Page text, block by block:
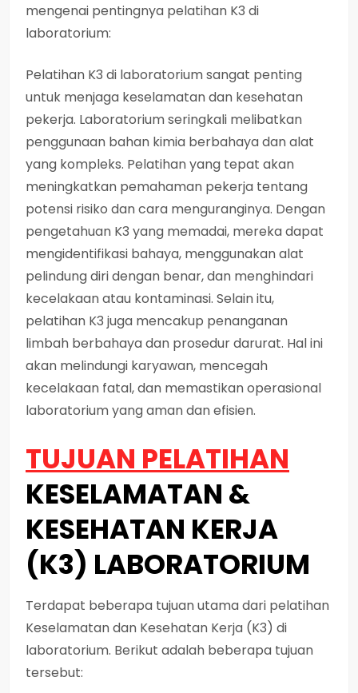
mengenai pentingnya pelatihan K3 di
laboratorium:
Pelatihan K3 di laboratorium sangat penting
untuk menjaga keselamatan dan kesehatan
pekerja. Laboratorium seringkali melibatkan
penggunaan bahan kimia berbahaya dan alat
yang kompleks. Pelatihan yang tepat akan
meningkatkan pemahaman pekerja tentang
potensi risiko dan cara menguranginya. Dengan
pengetahuan K3 yang memadai, mereka dapat
mengidentifikasi bahaya, menggunakan alat
pelindung diri dengan benar, dan menghindari
kecelakaan atau kontaminasi. Selain itu,
pelatihan K3 juga mencakup penanganan
limbah berbahaya dan prosedur darurat. Hal ini
akan melindungi karyawan, mencegah
kecelakaan fatal, dan memastikan operasional
laboratorium yang aman dan efisien.
TUJUAN PELATIHAN
KESELAMATAN &
KESEHATAN KERJA
(K3) LABORATORIUM
Terdapat beberapa tujuan utama dari pelatihan
Keselamatan dan Kesehatan Kerja (K3) di
laboratorium. Berikut adalah beberapa tujuan
tersebut: